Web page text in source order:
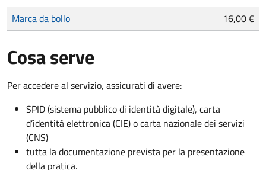
Tipo di pagamento
Importo
Marca da bollo 16,00 €
Cosa serve
Per accedere al servizio, assicurati di avere:
SPID (sistema pubblico di identità digitale), carta
d’identità elettronica (CIE) o carta nazionale dei servizi
(CNS)
tutta la documentazione prevista per la presentazione
della pratica.